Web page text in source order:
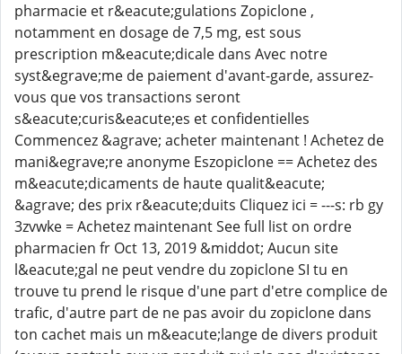
pharmacie et r&eacute;gulations Zopiclone ,
notamment en dosage de 7,5 mg, est sous
prescription m&eacute;dicale dans Avec notre
syst&egrave;me de paiement d'avant-garde, assurez-
vous que vos transactions seront
s&eacute;curis&eacute;es et confidentielles
Commencez &agrave; acheter maintenant ! Achetez de
mani&egrave;re anonyme Eszopiclone == Achetez des
m&eacute;dicaments de haute qualit&eacute;
&agrave; des prix r&eacute;duits Cliquez ici = ---s: rb gy
3zvwke = Achetez maintenant See full list on ordre
pharmacien fr Oct 13, 2019 &middot; Aucun site
l&eacute;gal ne peut vendre du zopiclone SI tu en
trouve tu prend le risque d'une part d'etre complice de
trafic, d'autre part de ne pas avoir du zopiclone dans
ton cachet mais un m&eacute;lange de divers produit